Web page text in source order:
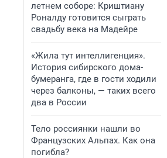
летнем соборе: Криштиану
Роналду готовится сыграть
свадьбу века на Мадейре
«Жила тут интеллигенция».
История сибирского дома-
бумеранга, где в гости ходили
через балконы, — таких всего
два в России
Тело россиянки нашли во
Французских Альпах. Как она
погибла?